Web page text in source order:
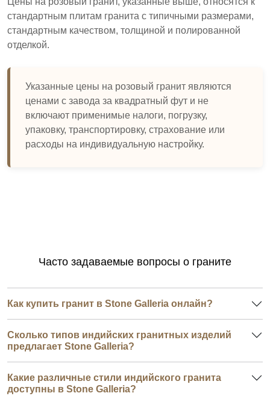
стандартным плитам гранита с типичными размерами,
стандартным качеством, толщиной и полированной
отделкой.
Указанные цены на розовый гранит являются
ценами с завода за квадратный фут и не
включают применимые налоги, погрузку,
упаковку, транспортировку, страхование или
расходы на индивидуальную настройку.
Часто задаваемые вопросы о граните
Как купить гранит в Stone Galleria онлайн?
Сколько типов индийских гранитных изделий
предлагает Stone Galleria?
Какие различные стили индийского гранита
доступны в Stone Galleria?